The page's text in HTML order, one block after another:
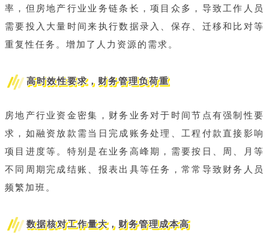
率，但房地产行业业务链条长，项目众多，导致工作人员
需要投入大量时间来执行数据录入、保存、迁移和比对等
重复性任务。增加了人力资源的需求。
高时效性要求，财务管理负荷重
房地产行业资金密集，财务业务对于时间节点有强制性要
求，如融资放款需当日完成账务处理、工程付款直接影响
项目进度等。特别是在业务高峰期，需要按日、周、月等
不同周期完成结账、报表出具等任务，常常导致财务人员
频繁加班。
数据核对工作量大，财务管理成本高